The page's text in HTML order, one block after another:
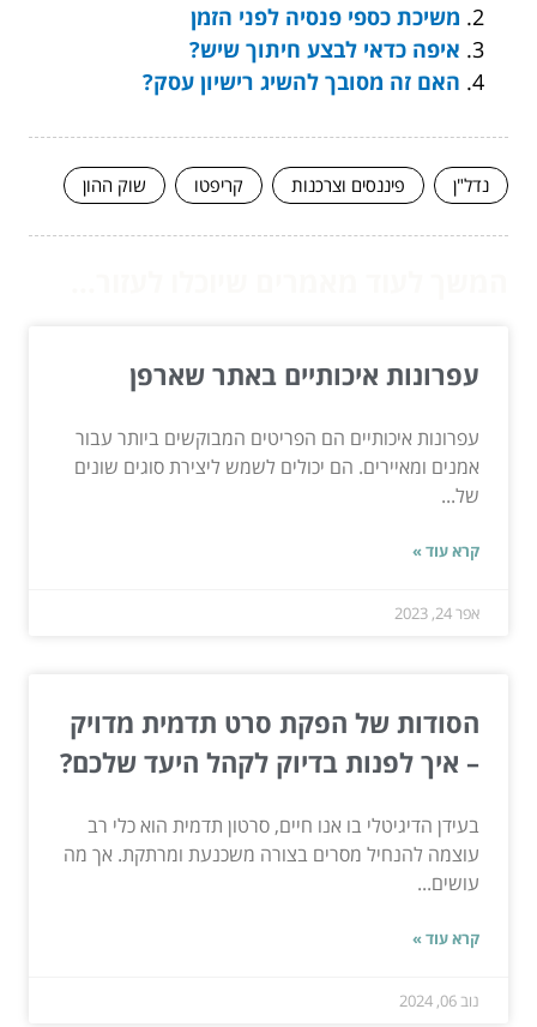
משיכת כספי פנסיה לפני הזמן
איפה כדאי לבצע חיתוך שיש?
האם זה מסובך להשיג רישיון עסק?
נדל"ן פיננסים וצרכנות קריפטו שוק ההון
עפרונות איכותיים באתר שארפן
עפרונות איכותיים הם הפריטים המבוקשים ביותר עבור
אמנים ומאיירים. הם יכולים לשמש ליצירת סוגים שונים
של...
קרא עוד »
אפר 24, 2023
הסודות של הפקת סרט תדמית מדויק
– איך לפנות בדיוק לקהל היעד שלכם?
בעידן הדיגיטלי בו אנו חיים, סרטון תדמית הוא כלי רב
עוצמה להנחיל מסרים בצורה משכנעת ומרתקת. אך מה
עושים...
קרא עוד »
נוב 06, 2024